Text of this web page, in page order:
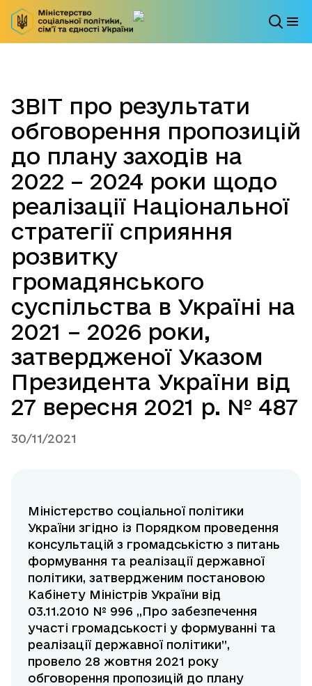
ЗВІТ про результати
обговорення пропозицій
до плану заходів на
2022 – 2024 роки щодо
реалізації Національної
стратегії сприяння
розвитку
громадянського
суспільства в Україні на
2021 – 2026 роки,
затвердженої Указом
Президента України від
27 вересня 2021 р. № 487
30/11/2021
Міністерство соціальної політики
України згідно із Порядком проведення
консультацій з громадськістю з питань
формування та реалізації державної
політики, затвердженим постановою
Кабінету Міністрів України від
03.11.2010 № 996 „Про забезпечення
участі громадськості у формуванні та
реалізації державної політики”,
провело 28 жовтня 2021 року
обговорення пропозицій до плану